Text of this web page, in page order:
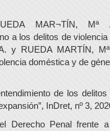
MAR¬TÍN, Mª
a los delitos de violencia
y RUEDA MARTÍN,
doméstica y de
de los delitos
InDret, nº 3,
Derecho Penal frente